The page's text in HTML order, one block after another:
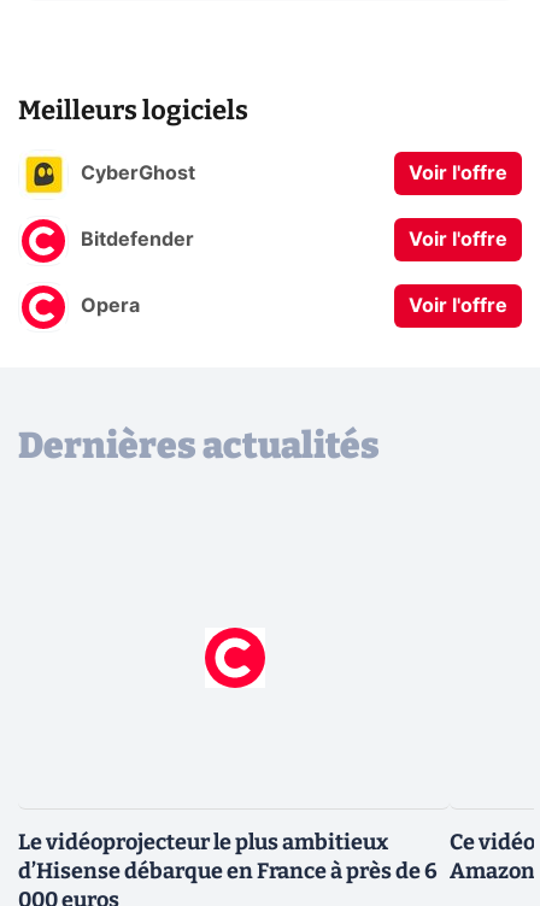
Meilleurs logiciels
CyberGhost Voir l'offre
Bitdefender Voir l'offre
Opera Voir l'offre
Dernières actualités
Le vidéoprojecteur le plus ambitieux
d’Hisense débarque en France à près de 6
000 euros
Ce
Amazon